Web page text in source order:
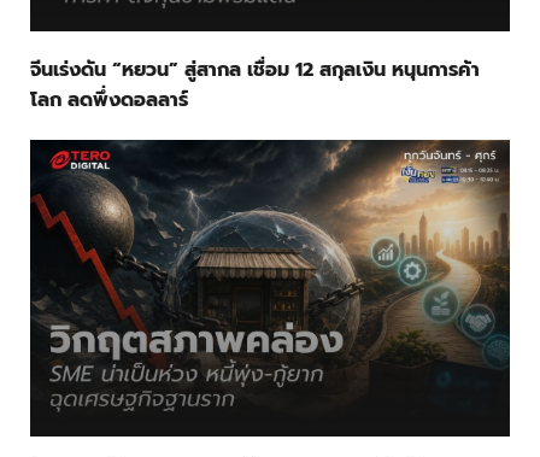
จีนเร่งดัน “หยวน” สู่สากล เชื่อม 12 สกุลเงิน หนุนการค้า
โลก ลดพึ่งดอลลาร์